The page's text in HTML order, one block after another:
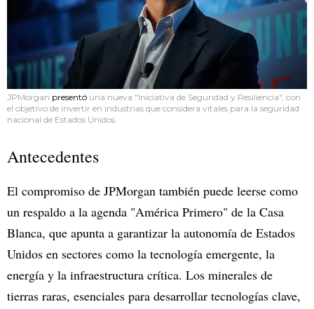
JPMorgan presentó una nueva "Iniciativa de Seguridad y Resiliencia", con
el objetivo de invertir en industrias que considera vitales para la seguridad
nacional de Estados Unidos.
Antecedentes
El compromiso de JPMorgan también puede leerse como
un respaldo a la agenda "América Primero" de la Casa
Blanca, que apunta a garantizar la autonomía de Estados
Unidos en sectores como la tecnología emergente, la
energía y la infraestructura crítica. Los minerales de
tierras raras, esenciales para desarrollar tecnologías clave,